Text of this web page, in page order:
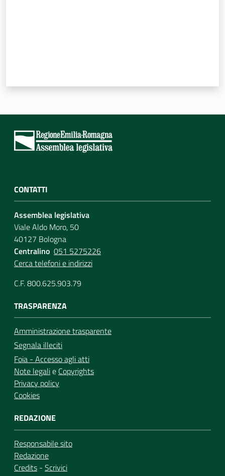
CONTATTI
Assemblea legislativa
Viale Aldo Moro, 50
40127 Bologna
Centralino 051 5275226
Cerca telefoni e indirizzi
C.F. 800.625.903.79
TRASPARENZA
Amministrazione trasparente
Segnala illeciti
Foia - Accesso agli atti
Note legalie Copyrights
Privacy policy
Cookies
REDAZIONE
Responsabile sito
Redazione
Credits - Scrivici